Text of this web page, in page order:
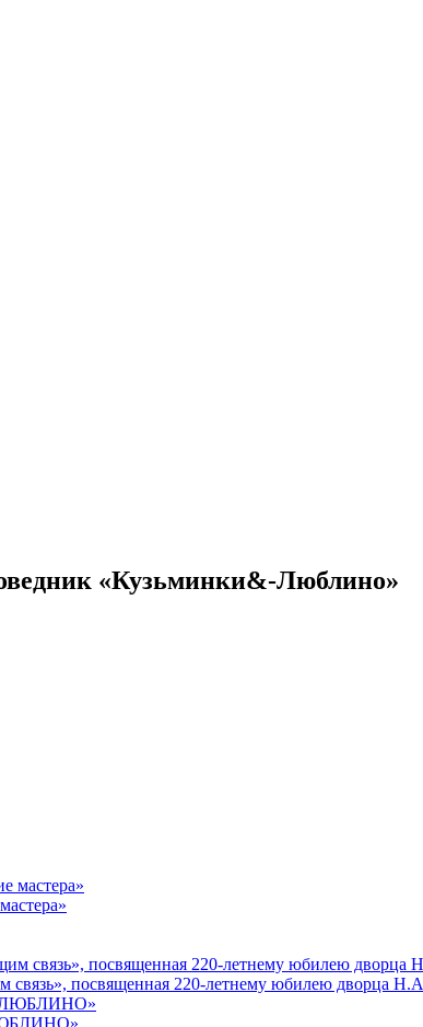
«Кузьминки&-Люблино»
связь», посвященная 220-летнему юбилею дворца